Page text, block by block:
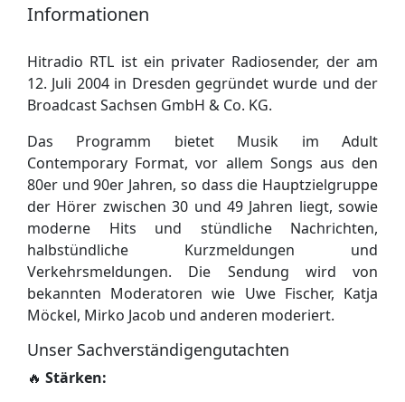
Informationen
Hitradio RTL ist ein privater Radiosender, der am
12. Juli 2004 in Dresden gegründet wurde und der
Broadcast Sachsen GmbH & Co. KG.
Das Programm bietet Musik im Adult
Contemporary Format, vor allem Songs aus den
80er und 90er Jahren, so dass die Hauptzielgruppe
der Hörer zwischen 30 und 49 Jahren liegt, sowie
moderne Hits und stündliche Nachrichten,
halbstündliche Kurzmeldungen und
Verkehrsmeldungen. Die Sendung wird von
bekannten Moderatoren wie Uwe Fischer, Katja
Möckel, Mirko Jacob und anderen moderiert.
Unser Sachverständigengutachten
🔥 Stärken: